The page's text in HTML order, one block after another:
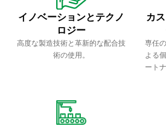
イノベーションとテクノ
ロジー
高度な製造技術と革新的な配合技
術の使用。
カ
専任
よる
ート